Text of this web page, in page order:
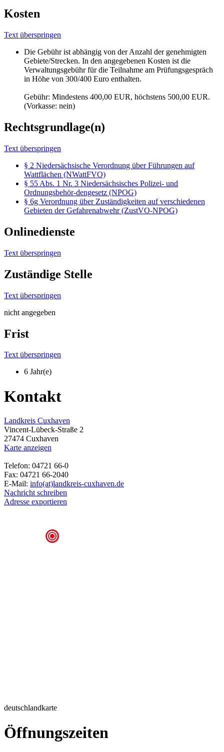
Kosten
Text überspringen
Die Gebühr ist abhängig von der Anzahl der genehmigten
Gebiete/Strecken. In den angegebenen Kosten ist die
Verwaltungsgebühr für die Teilnahme am Prüfungsgespräch
in Höhe von 300/400 Euro enthalten.
Gebühr: Mindestens 400,00 EUR, höchstens 500,00 EUR.
(Vorkasse: nein)
Rechtsgrundlage(n)
Text überspringen
§ 2 Niedersächsische Verordnung über Führungen auf
Wattflächen (NWattFVO)
§ 55 Abs. 1 Nr. 3 Niedersächsisches Polizei- und
Ordnungsbehör-dengesetz (NPOG)
§ 6g Verordnung über Zuständigkeiten auf verschiedenen
Gebieten der Gefahrenabwehr (ZustVO-NPOG)
Onlinedienste
Text überspringen
Zuständige Stelle
Text überspringen
nicht angegeben
Frist
Text überspringen
6 Jahr(e)
Kontakt
Landkreis Cuxhaven
Vincent-Lübeck-Straße 2
27474 Cuxhaven
Karte anzeigen
Telefon: 04721 66-0
Fax: 04721 66-2040
E-Mail: info(at)landkreis-cuxhaven.de
Nachricht schreiben
Adresse exportieren
deutschlandkarte
Öffnungszeiten